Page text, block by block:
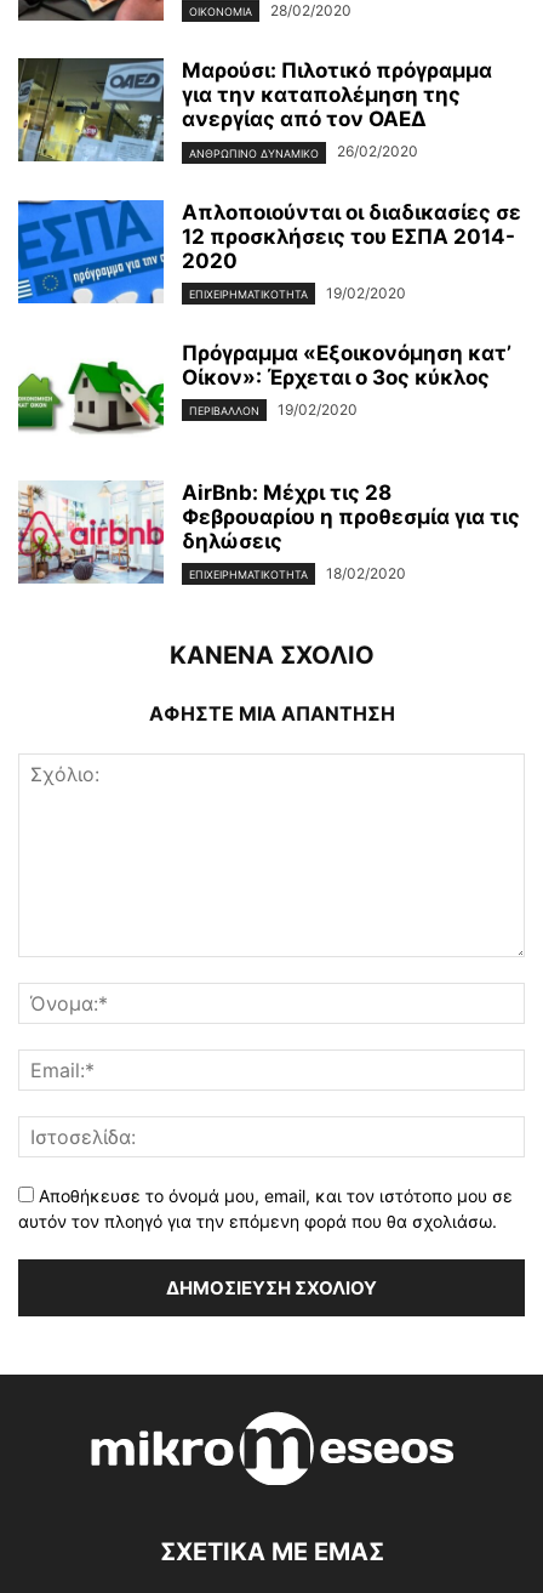
ΟΙΚΟΝΟΜΊΑ 28/02/2020
Μαρούσι: Πιλοτικό πρόγραμμα
για την καταπολέμηση της
ανεργίας από τον ΟΑΕΔ
ΑΝΘΡΏΠΙΝΟ ΔΥΝΑΜΙΚΌ 26/02/2020
Απλοποιούνται οι διαδικασίες σε
12 προσκλήσεις του ΕΣΠΑ 2014-
2020
ΕΠΙΧΕΙΡΗΜΑΤΙΚΌΤΗΤΑ 19/02/2020
Πρόγραμμα «Εξοικονόμηση κατ’
Οίκον»: Έρχεται ο 3ος κύκλος
ΠΕΡΙΒΆΛΛΟΝ 19/02/2020
AirBnb: Μέχρι τις 28
Φεβρουαρίου η προθεσμία για τις
δηλώσεις
ΕΠΙΧΕΙΡΗΜΑΤΙΚΌΤΗΤΑ 18/02/2020
ΚΑΝΕΝΑ ΣΧΟΛΙΟ
ΑΦΗΣΤΕ ΜΙΑ ΑΠΑΝΤΗΣΗ
Αποθήκευσε το όνομά μου, email, και τον ιστότοπο μου σε
αυτόν τον πλοηγό για την επόμενη φορά που θα σχολιάσω.
ΣΧΕΤΙΚΑ ΜΕ ΕΜΑΣ